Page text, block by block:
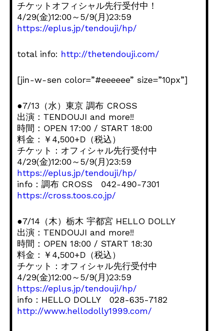
チケットオフィシャル先行受付中！
4/29(金)12:00～5/9(月)23:59
https://eplus.jp/tendouji/hp/
total info: http://thetendouji.com/
[jin-w-sen color=”#eeeeee” size=”10px”]
●7/13（水）東京 調布 CROSS
出演：TENDOUJI and more!!
時間：OPEN 17:00 / START 18:00
料金：￥4,500+D（税込）
チケット：オフィシャル先行受付中
4/29(金)12:00～5/9(月)23:59
https://eplus.jp/tendouji/hp/
info：調布 CROSS 042-490-7301
https://cross.toos.co.jp/
●7/14（木）栃木 宇都宮 HELLO DOLLY
出演：TENDOUJI and more!!
時間：OPEN 18:00 / START 18:30
料金：￥4,500+D（税込）
チケット：オフィシャル先行受付中
4/29(金)12:00～5/9(月)23:59
https://eplus.jp/tendouji/hp/
info：HELLO DOLLY 028-635-7182
http://www.hellodolly1999.com/